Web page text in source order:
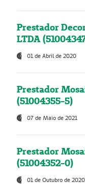
Prestador
LTDA
01 de Abril de 2020
Prestador
(51004355-5)
07 de Maio de 2021
Prestador
(51004352-0)
01 de Outubro de 2020